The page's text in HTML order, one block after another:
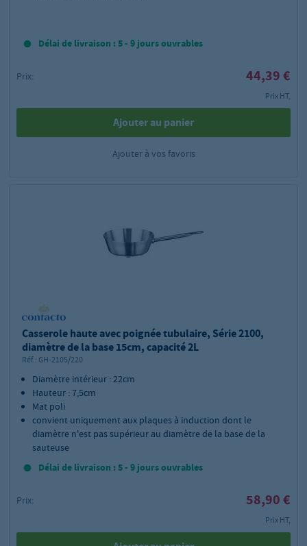
Délai de livraison : 5 - 9 jours ouvrables
Prix: 44,39 €
Prix HT,
Ajouter au panier
Ajouter à vos favoris
Casserole haute avec poignée tubulaire, Série 2100,
diamètre de la base 15cm, capacité 2L
Réf.: GH-2105/220
Diamètre intérieur : 22cm
Hauteur : 7,5cm
Mat poli
convient uniquement aux plaques à induction dont le
diamètre n'est pas supérieur au diamètre de la base de la
sauteuse
Délai de livraison : 5 - 9 jours ouvrables
Prix: 58,90 €
Prix HT,